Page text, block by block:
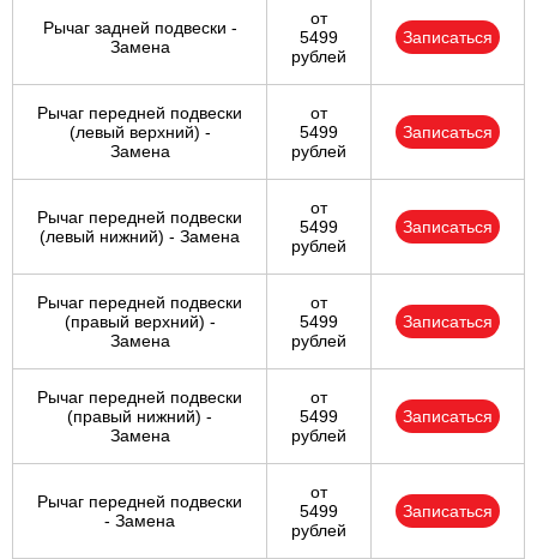
Рычаг задней подвески -
Замена
от
5499
рублей
Записаться
Рычаг передней подвески
(левый верхний) -
Замена
от
5499
рублей
Записаться
Рычаг передней подвески
(левый нижний) - Замена
от
5499
рублей
Записаться
Рычаг передней подвески
(правый верхний) -
Замена
от
5499
рублей
Записаться
Рычаг передней подвески
(правый нижний) -
Замена
от
5499
рублей
Записаться
Рычаг передней подвески
- Замена
от
5499
рублей
Записаться